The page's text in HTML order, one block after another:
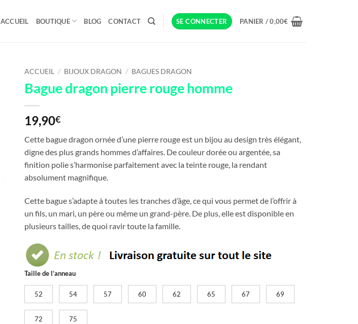
ACCUEIL BOUTIQUE BLOG CONTACT SE CONNECTER PANIER /0,00€
ACCUEIL / BIJOUX DRAGON / BAGUES DRAGON
Bague dragon pierre rouge homme
19,90€
Cette bague dragon ornée d’une pierre rouge est un bijou au design très élégant,
digne des plus grands hommes d’affaires. De couleur dorée ou argentée, sa
finition polie s’harmonise parfaitement avec la teinte rouge, la rendant
absolument magnifique.
Cette bague s’adapte à toutes les tranches d’âge, ce qui vous permet de l’offrir à
un fils, un mari, un père ou même un grand-père. De plus, elle est disponible en
plusieurs tailles, de quoi ravir toute la famille.
Taille de l’anneau
52 54 57 60 62 65 67 69
72 75